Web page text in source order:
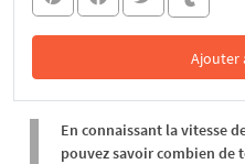
Ajouter
Dans
En connaissant la vitesse
pouvez savoir combien de